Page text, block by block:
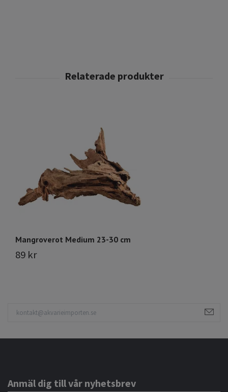
Mangroverot Medium 23-30 cm
89 kr
Anmäl dig till vår nyhetsbrev